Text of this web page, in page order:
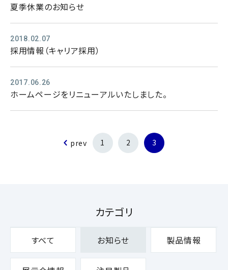
夏季休業のお知らせ
2018.02.07
採用情報（キャリア採用）
2017.06.26
ホームページをリニューアルいたしました。
prev 1 2 3
カテゴリ
すべて お知らせ 製品情報